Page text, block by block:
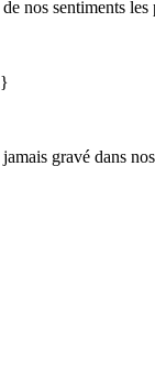
nos sentiments
gravé dans